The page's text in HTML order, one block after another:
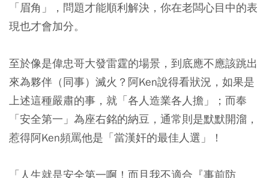
「眉角」，問題才能順利解決，你在老闆心目中的表
現也才會加分。
至於像是偉忠哥大發雷霆的場景，到底應不應該跳出
來為夥伴（同事）滅火？阿Ken說得看狀況，如果是
上述這種嚴肅的事，就「各人造業各人擔」；而奉
「安全第一」為座右銘的納豆，通常則是默默開溜，
惹得阿Ken頻罵他是「當漢奸的最佳人選」！
「人生就是安全第一啊！而且我不適合『事前防